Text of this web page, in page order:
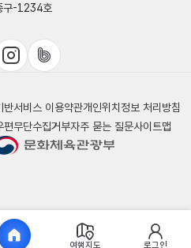
구-1234호
반서비스 이용약관개인위치정보 처리방침
편무단수집거부자주 묻는 질문사이트맵
여행지도 로그인